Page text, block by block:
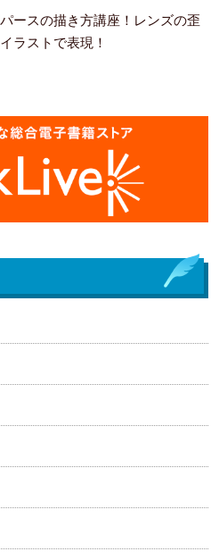
ースの描き方講座！レンズの歪
ラストで表現！